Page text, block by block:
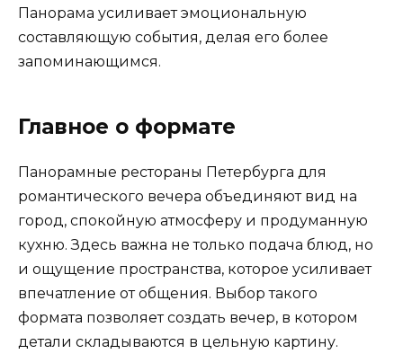
Панорама усиливает эмоциональную
составляющую события, делая его более
запоминающимся.
Главное о формате
Панорамные рестораны Петербурга для
романтического вечера объединяют вид на
город, спокойную атмосферу и продуманную
кухню. Здесь важна не только подача блюд, но
и ощущение пространства, которое усиливает
впечатление от общения. Выбор такого
формата позволяет создать вечер, в котором
детали складываются в цельную картину.